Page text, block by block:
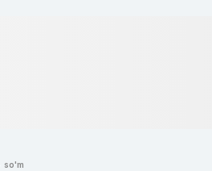
so'm